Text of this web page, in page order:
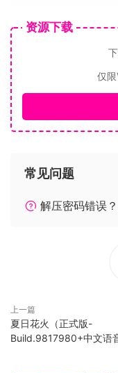
灵石
存灵石吃利息，收益
资源下载
仅
常见问题
解压密码错误？
上一篇
夏日花火（正式版-
Build.9817980+中文语